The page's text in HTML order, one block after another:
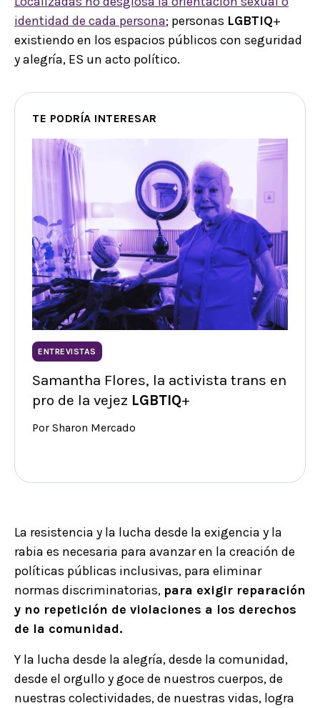
identidad de cada persona; personas LGBTIQ+
existiendo en los espacios públicos con seguridad
y alegría, ES un acto político.
TE PODRÍA INTERESAR
ENTREVISTAS
Samantha Flores, la activista trans en
pro de la vejez LGBTIQ+
Por Sharon Mercado
La resistencia y la lucha desde la exigencia y la
rabia es necesaria para avanzar en la creación de
políticas públicas inclusivas, para eliminar
normas discriminatorias, para exigir reparación
y no repetición de violaciones a los derechos
de la comunidad.
Y la lucha desde la alegría, desde la comunidad,
desde el orgullo y goce de nuestros cuerpos, de
nuestras colectividades, de nuestras vidas, logra